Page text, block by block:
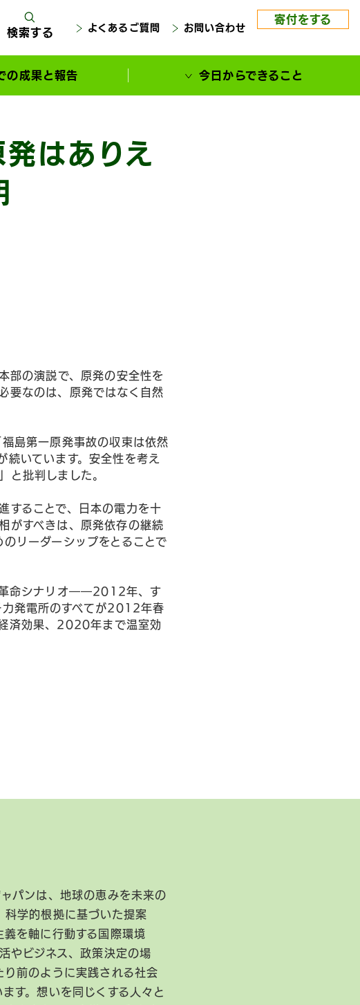
検索する よくあるご質問 お問い合わせ
寄付をする
の成果と報告 今日からできること
はありえ
部の演説で、原発の安全性を
要なのは、原発ではなく自然
島第一原発事故の収束は依然
続いています。安全性を考え
と批判しました。
することで、日本の電力を十
がすべきは、原発依存の継続
リーダーシップをとることで
革命シナリオ――2012年、す
力発電所のすべてが2012年春
済効果、2020年まで温室効
パンは、地球の恵みを未来の
科学的根拠に基づいた提案
義を軸に行動する国際環境
やビジネス、政策決定の場
り前のように実践される社会
す。想いを同じくする人々と